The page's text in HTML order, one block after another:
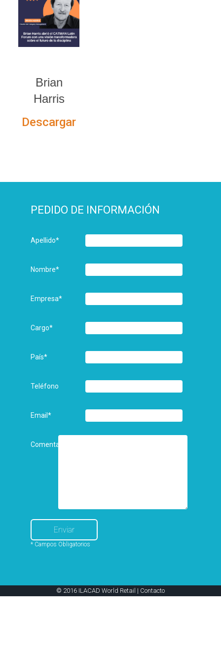
Brian
Harris
Descargar
PEDIDO DE INFORMACIÓN
Apellido*
Nombre*
Empresa*
Cargo*
País*
Teléfono
Email*
Comentarios
* Campos Obligatorios
© 2016 ILACAD World Retail | Contacto